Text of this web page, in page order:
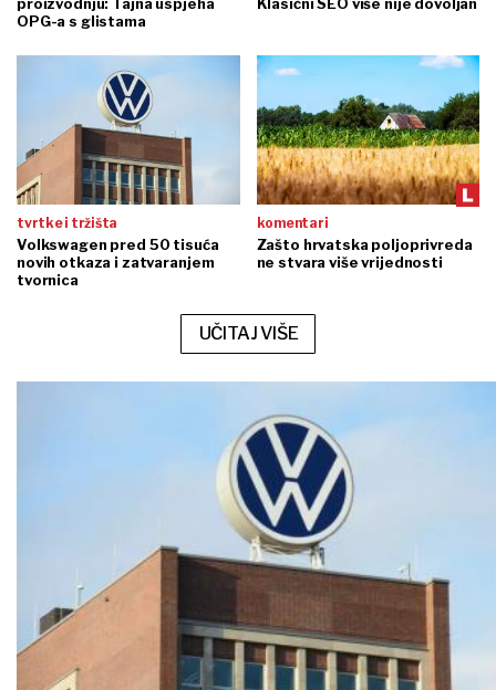
proizvodnju: Tajna uspjeha
OPG-a s glistama
Klasični SEO više nije dovoljan
tvrtke i tržišta
Volkswagen pred 50 tisuća
novih otkaza i zatvaranjem
tvornica
komentari
Zašto hrvatska poljoprivreda
ne stvara više vrijednosti
UČITAJ VIŠE